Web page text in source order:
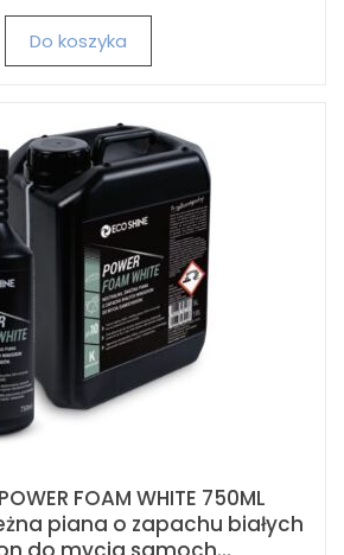
Do koszyka
FOAM WHITE 750ML
piana o zapachu białych